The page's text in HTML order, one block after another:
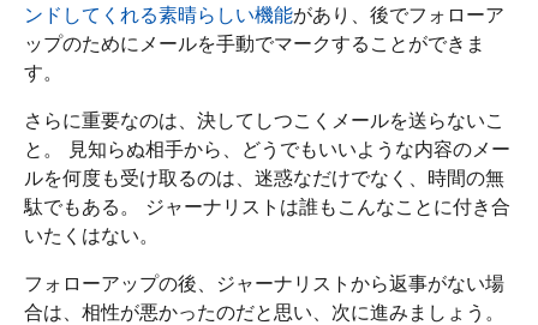
ンドしてくれる素晴らしい機能があり、後でフォローア
ップのためにメールを手動でマークすることができま
す。
さらに重要なのは、決してしつこくメールを送らないこ
と。 見知らぬ相手から、どうでもいいような内容のメー
ルを何度も受け取るのは、迷惑なだけでなく、時間の無
駄でもある。 ジャーナリストは誰もこんなことに付き合
いたくはない。
フォローアップの後、ジャーナリストから返事がない場
合は、相性が悪かったのだと思い、次に進みましょう。